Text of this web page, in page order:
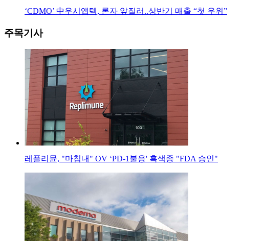
‘CDMO’ 中우시앱텍, 론자 앞질러..상반기 매출 “첫 우위”
주목기사
레플리뮨, "마침내" OV ‘PD-1불응' 흑색종 "FDA 승인"